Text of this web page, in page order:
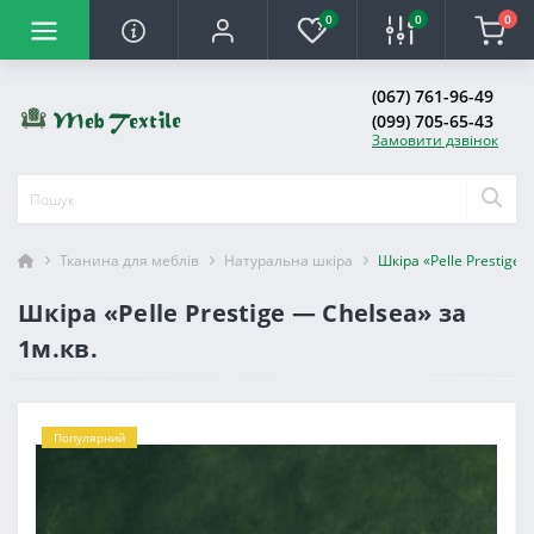
0 0 0
(067) 761-96-49
(099) 705-65-43
Замовити дзвінок
Тканина для меблів Натуральна шкіра Шкіра «Pelle Prestige
Шкіра «Pelle Prestige — Chelsea» за
1м.кв.
Популярний